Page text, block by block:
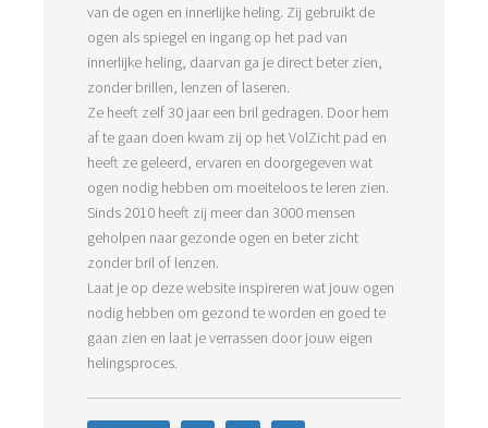
van de ogen en innerlijke heling. Zij gebruikt de
ogen als spiegel en ingang op het pad van
innerlijke heling, daarvan ga je direct beter zien,
zonder brillen, lenzen of laseren.
Ze heeft zelf 30 jaar een bril gedragen. Door hem
af te gaan doen kwam zij op het VolZicht pad en
heeft ze geleerd, ervaren en doorgegeven wat
ogen nodig hebben om moeiteloos te leren zien.
Sinds 2010 heeft zij meer dan 3000 mensen
geholpen naar gezonde ogen en beter zicht
zonder bril of lenzen.
Laat je op deze website inspireren wat jouw ogen
nodig hebben om gezond te worden en goed te
gaan zien en laat je verrassen door jouw eigen
helingsproces.